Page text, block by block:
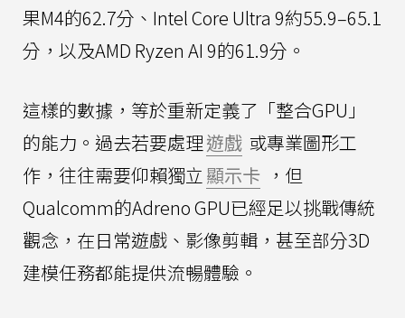
果M4的62.7分、Intel Core Ultra 9約55.9–65.1
分，以及AMD Ryzen AI 9的61.9分。
這樣的數據，等於重新定義了「整合GPU」
的能力。過去若要處理遊戲 或專業圖形工
作，往往需要仰賴獨立 顯示卡 ，但
Qualcomm的Adreno GPU已經足以挑戰傳統
觀念，在日常遊戲、影像剪輯，甚至部分3D
建模任務都能提供流暢體驗。